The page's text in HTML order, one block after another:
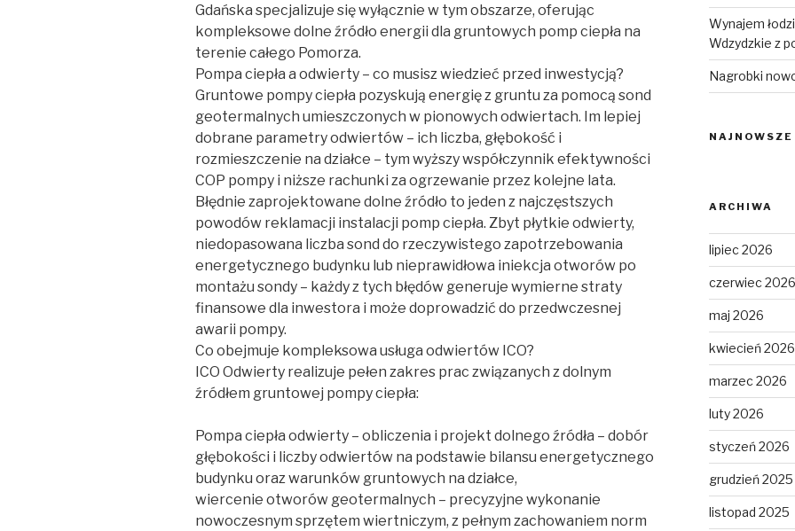
Gdańska specjalizuje się wyłącznie w tym obszarze, oferując
kompleksowe dolne źródło energii dla gruntowych pomp ciepła na
terenie całego Pomorza.
Pompa ciepła a odwierty – co musisz wiedzieć przed inwestycją?
Gruntowe pompy ciepła pozyskują energię z gruntu za pomocą sond
geotermalnych umieszczonych w pionowych odwiertach. Im lepiej
dobrane parametry odwiertów – ich liczba, głębokość i
rozmieszczenie na działce – tym wyższy współczynnik efektywności
COP pompy i niższe rachunki za ogrzewanie przez kolejne lata.
Błędnie zaprojektowane dolne źródło to jeden z najczęstszych
powodów reklamacji instalacji pomp ciepła. Zbyt płytkie odwierty,
niedopasowana liczba sond do rzeczywistego zapotrzebowania
energetycznego budynku lub nieprawidłowa iniekcja otworów po
montażu sondy – każdy z tych błędów generuje wymierne straty
finansowe dla inwestora i może doprowadzić do przedwczesnej
awarii pompy.
Co obejmuje kompleksowa usługa odwiertów ICO?
ICO Odwierty realizuje pełen zakres prac związanych z dolnym
źródłem gruntowej pompy ciepła:
Pompa ciepła odwierty – obliczenia i projekt dolnego źródła – dobór
głębokości i liczby odwiertów na podstawie bilansu energetycznego
budynku oraz warunków gruntowych na działce,
wiercenie otworów geotermalnych – precyzyjne wykonanie
nowoczesnym sprzętem wiertniczym, z pełnym zachowaniem norm
Wynajem
Wdzydzkie z
Nagrobki
ARCHIWA
lipiec 2026
czerwiec 2026
maj 2026
kwiecień 2026
marzec 2026
luty 2026
styczeń 2026
grudzień 2025
listopad 2025